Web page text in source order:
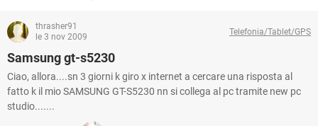
thrasher91
le 3 nov 2009
Telefonia/Tablet/GPS
Samsung gt-s5230
Ciao, allora....sn 3 giorni k giro x internet a cercare una risposta al
fatto k il mio SAMSUNG GT-S5230 nn si collega al pc tramite new pc
studio.......